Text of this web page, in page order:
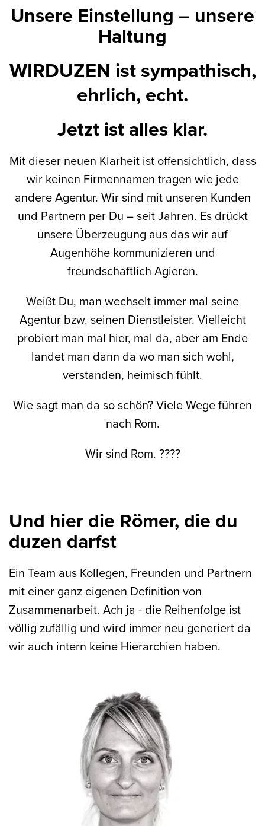
Unsere Einstellung – unsere
Haltung
WIRDUZEN ist sympathisch,
ehrlich, echt.
Jetzt ist alles klar.
Mit dieser neuen Klarheit ist offensichtlich, dass
wir keinen Firmennamen tragen wie jede
andere Agentur. Wir sind mit unseren Kunden
und Partnern per Du – seit Jahren. Es drückt
unsere Überzeugung aus das wir auf
Augenhöhe kommunizieren und
freundschaftlich Agieren.
Weißt Du, man wechselt immer mal seine
Agentur bzw. seinen Dienstleister. Vielleicht
probiert man mal hier, mal da, aber am Ende
landet man dann da wo man sich wohl,
verstanden, heimisch fühlt.
Wie sagt man da so schön? Viele Wege führen
nach Rom.
Wir sind Rom. ????
Und hier die Römer, die du
duzen darfst
Ein Team aus Kollegen, Freunden und Partnern
mit einer ganz eigenen Definition von
Zusammenarbeit. Ach ja - die Reihenfolge ist
völlig zufällig und wird immer neu generiert da
wir auch intern keine Hierarchien haben.